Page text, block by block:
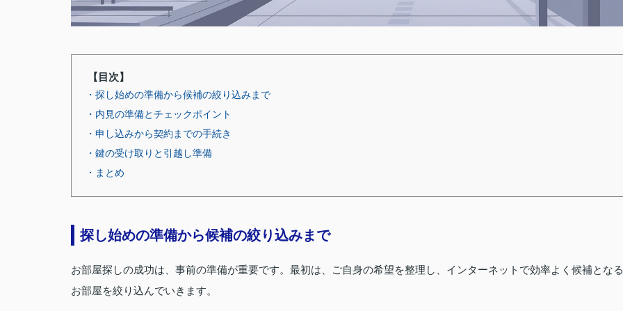
【目次】
・探し始めの準備から候補の絞り込みまで
・内見の準備とチェックポイント
・申し込みから契約までの手続き
・鍵の受け取りと引越し準備
・まとめ
探し始めの準備から候補の絞り込みまで
お部屋探しの成功は、事前の準備が重要です。最初は、ご自身の希望を整理し、インターネットで効率よく候補となる
お部屋を絞り込んでいきます。